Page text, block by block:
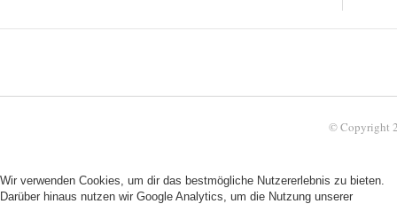
© Copyright
Wir verwenden Cookies, um dir das bestmögliche Nutzererlebnis zu bieten.
Darüber hinaus nutzen wir Google Analytics, um die Nutzung unserer